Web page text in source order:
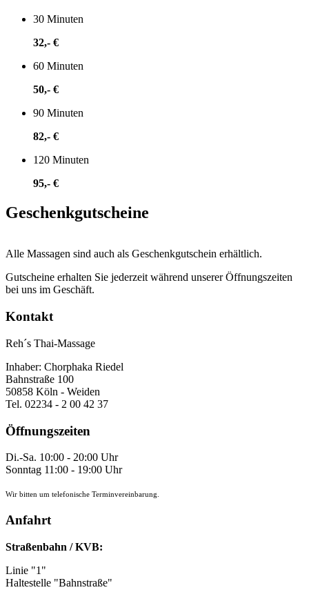
30 Minuten
32,- €
60 Minuten
50,- €
90 Minuten
82,- €
120 Minuten
95,- €
Geschenkgutscheine
Alle Massagen sind auch als Geschenkgutschein erhältlich.
Gutscheine erhalten Sie jederzeit während unserer Öffnungszeiten
bei uns im Geschäft.
Kontakt
Reh´s Thai-Massage
Inhaber: Chorphaka Riedel
Bahnstraße 100
50858 Köln - Weiden
Tel. 02234 - 2 00 42 37
Öffnungszeiten
Di.-Sa. 10:00 - 20:00 Uhr
Sonntag 11:00 - 19:00 Uhr
Wir bitten um telefonische Terminvereinbarung.
Anfahrt
Straßenbahn / KVB:
Linie "1"
Haltestelle "Bahnstraße"